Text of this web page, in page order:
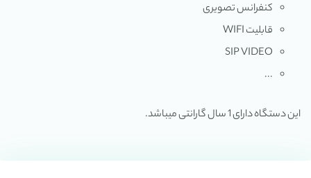
کنفرانس تصویری
قابلیت WIFI
SIP VIDEO
...
این دستگاه دارای 1 سال گارانتی میباشد.